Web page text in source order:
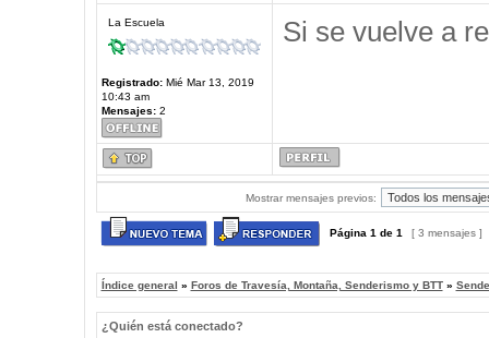
La Escuela
Registrado:Mié Mar 13, 2019
10:43 am
Mensajes:2
Si se vuelve a
Mostrar mensajes previos:
Página 1 de 1 [ 3 mensajes ]
Índice general » Foros de Travesía, Montaña, Senderismo y BTT»
¿Quién está conectado?